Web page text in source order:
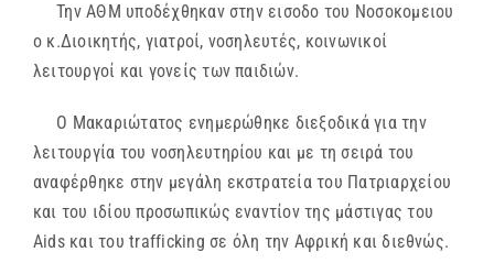
Την ΑΘΜ υποδέχθηκαν στην εισοδο του Νοσοκομειου
ο κ.Διοικητής, γιατροί, νοσηλευτές, κοινωνικοί
λειτουργοί και γονείς των παιδιών.
Ο Μακαριώτατος ενημερώθηκε διεξοδικά για την
λειτουργία του νοσηλευτηρίου και με τη σειρά του
αναφέρθηκε στην μεγάλη εκστρατεία του Πατριαρχείου
και του ιδίου προσωπικώς εναντίον της μάστιγας του
Aids και του trafficking σε όλη την Αφρική και διεθνώς.